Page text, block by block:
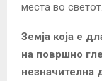
места во светот.
Земја која е
на површно
незначителна